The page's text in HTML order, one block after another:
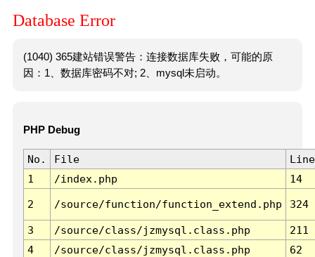
Database Error
(1040) 365建站错误警告：连接数据库失败，可能的原
因：1、数据库密码不对; 2、mysql未启动。
PHP Debug
No. File
Line
1
/index.php 14
2 /source/function/function_extend.php 324
3 /source/class/jzmysql.class.php
211
4
/source/class/jzmysql.class.php
62